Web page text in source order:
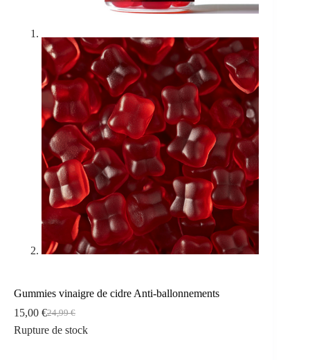
Gummies vinaigre de cidre Anti-ballonnements
24,99€
Le
prix
15,00 €Le
prix
Rupture de stock